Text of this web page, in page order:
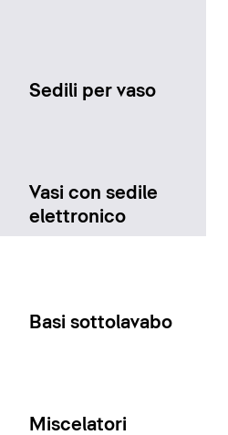
Sedili per vaso
Vasi con sedile
elettronico
Basi sottolavabo
Miscelatori